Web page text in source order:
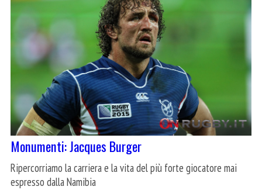
Monumenti: Jacques Burger
Ripercorriamo la carriera e la vita del più forte giocatore mai
espresso dalla Namibia